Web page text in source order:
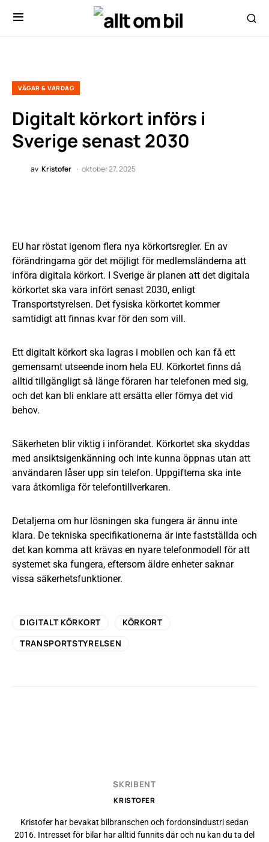
VÄGAR & VARDAG
Digitalt körkort införs i
Sverige senast 2030
av Kristofer oktober 27, 2025
EU har röstat igenom flera nya körkortsregler. En av
förändringarna gör det möjligt för medlemsländerna att
införa digitala körkort. I Sverige är planen att det digitala
körkortet ska vara infört senast 2030, enligt
Transportstyrelsen. Det fysiska körkortet kommer
samtidigt att finnas kvar för den som vill.
Ett digitalt körkort ska lagras i mobilen och kan få ett
gemensamt utseende inom hela EU. Körkortet finns då
alltid tillgängligt så länge föraren har telefonen med sig,
och det kan bli enklare att ersätta eller förnya det vid
behov.
Säkerheten blir viktig i införandet. Körkortet ska skyddas
med ansiktsigenkänning och inte kunna öppnas utan att
användaren låser upp sin telefon. Uppgifterna ska inte
vara åtkomliga för telefontillverkaren.
Detaljerna om hur lösningen ska fungera är ännu inte
klara. De tekniska specifikationerna är inte fastställda och
det kan komma att krävas en nyare telefonmodell för att
systemet ska fungera, eftersom äldre enheter saknar
vissa säkerhetsfunktioner.
DIGITALT KÖRKORT
KÖRKORT
TRANSPORTSTYRELSEN
SKRIBENT
KRISTOFER
Kristofer har bevakat bilbranschen och fordonsindustri sedan
2016. Intresset för bilar har alltid funnits där och nu kan du ta del